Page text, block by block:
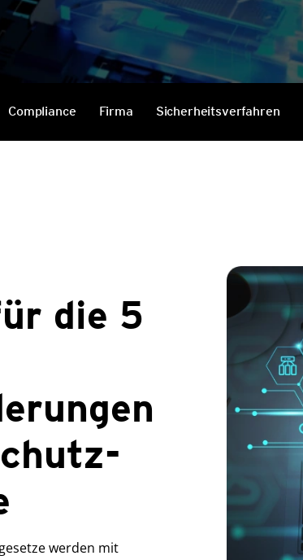
Compliance Firma Sicherheitsverfahren
Services
die 5
werden mit